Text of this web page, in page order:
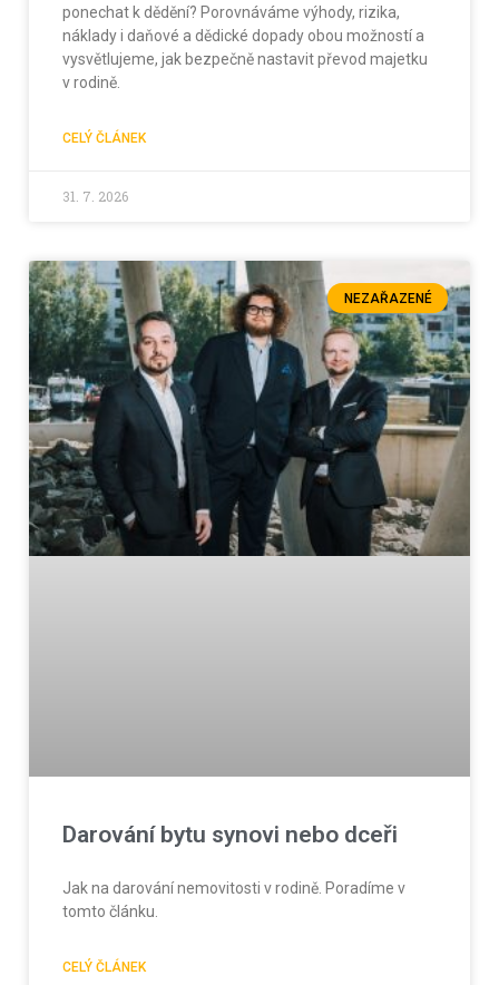
ponechat k dědění? Porovnáváme výhody, rizika,
náklady i daňové a dědické dopady obou možností a
vysvětlujeme, jak bezpečně nastavit převod majetku
v rodině.
CELÝ ČLÁNEK
31. 7. 2026
NEZAŘAZENÉ
Darování bytu synovi nebo dceři
Jak na darování nemovitosti v rodině. Poradíme v
tomto článku.
CELÝ ČLÁNEK